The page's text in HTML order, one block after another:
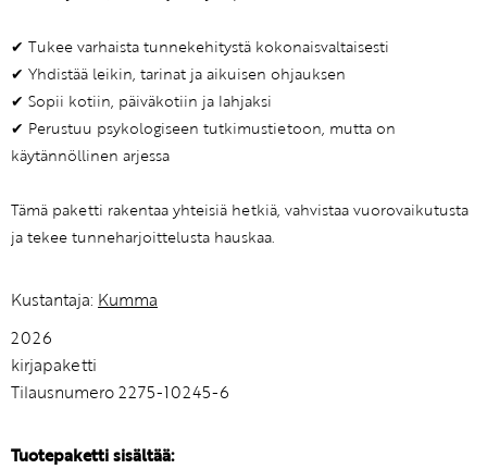
✔ Tukee varhaista tunnekehitystä kokonaisvaltaisesti
✔ Yhdistää leikin, tarinat ja aikuisen ohjauksen
✔ Sopii kotiin, päiväkotiin ja lahjaksi
✔ Perustuu psykologiseen tutkimustietoon, mutta on
käytännöllinen arjessa
Tämä paketti rakentaa yhteisiä hetkiä, vahvistaa vuorovaikutusta
ja tekee tunneharjoittelusta hauskaa.
Kustantaja: Kumma
2026
kirjapaketti
Tilausnumero 2275-10245-6
Tuotepaketti sisältää: